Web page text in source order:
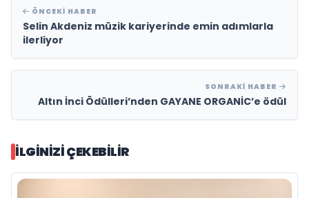
ÖNCEKI HABER
Selin Akdeniz müzik kariyerinde emin adımlarla
ilerliyor
SONRAKI HABER
Altın İnci Ödülleri’nden GAYANE ORGANİC’e ödül
İLGINIZI ÇEKEBILIR